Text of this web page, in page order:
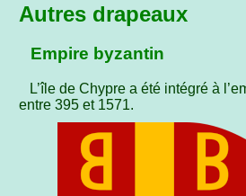
Autres drapeaux
Empire byzantin
L’île de Chypre a été intégré à
entre 395 et 1571.